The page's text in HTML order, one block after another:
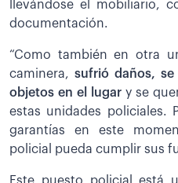
llevándose el mobiliario,
documentación.
“Como también en otra
caminera, sufrió daños,
objetos en el lugar y se
estas unidades policiales.
garantías en este
policial pueda cumplir sus